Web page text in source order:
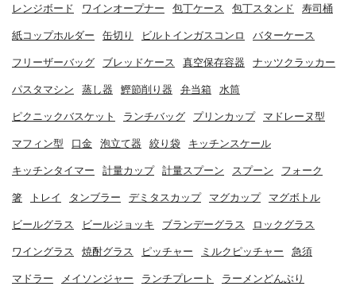
レンジボード ワインオープナー 包丁ケース 包丁スタンド 寿司桶
紙コップホルダー 缶切り ビルトインガスコンロ バターケース
フリーザーバッグ ブレッドケース 真空保存容器 ナッツクラッカー
パスタマシン 蒸し器 鰹節削り器 弁当箱 水筒
ピクニックバスケット ランチバッグ プリンカップ マドレーヌ型
マフィン型 口金 泡立て器 絞り袋 キッチンスケール
キッチンタイマー 計量カップ 計量スプーン スプーン フォーク
箸 トレイ タンブラー デミタスカップ マグカップ マグボトル
ビールグラス ビールジョッキ ブランデーグラス ロックグラス
ワイングラス 焼酎グラス ピッチャー ミルクピッチャー 急須
マドラー メイソンジャー ランチプレート ラーメンどんぶり